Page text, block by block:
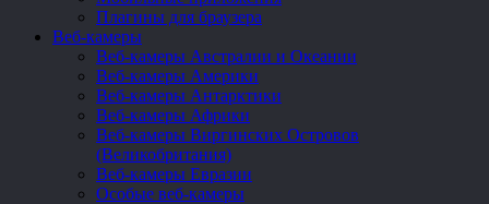
Плагины для браузера
Веб-камеры
Веб-камеры Австралии и Океании
Веб-камеры Америки
Веб-камеры Антарктики
Веб-камеры Африки
Веб-камеры Виргинских Островов
(Великобритания)
Веб-камеры Евразии
Особые веб-камеры